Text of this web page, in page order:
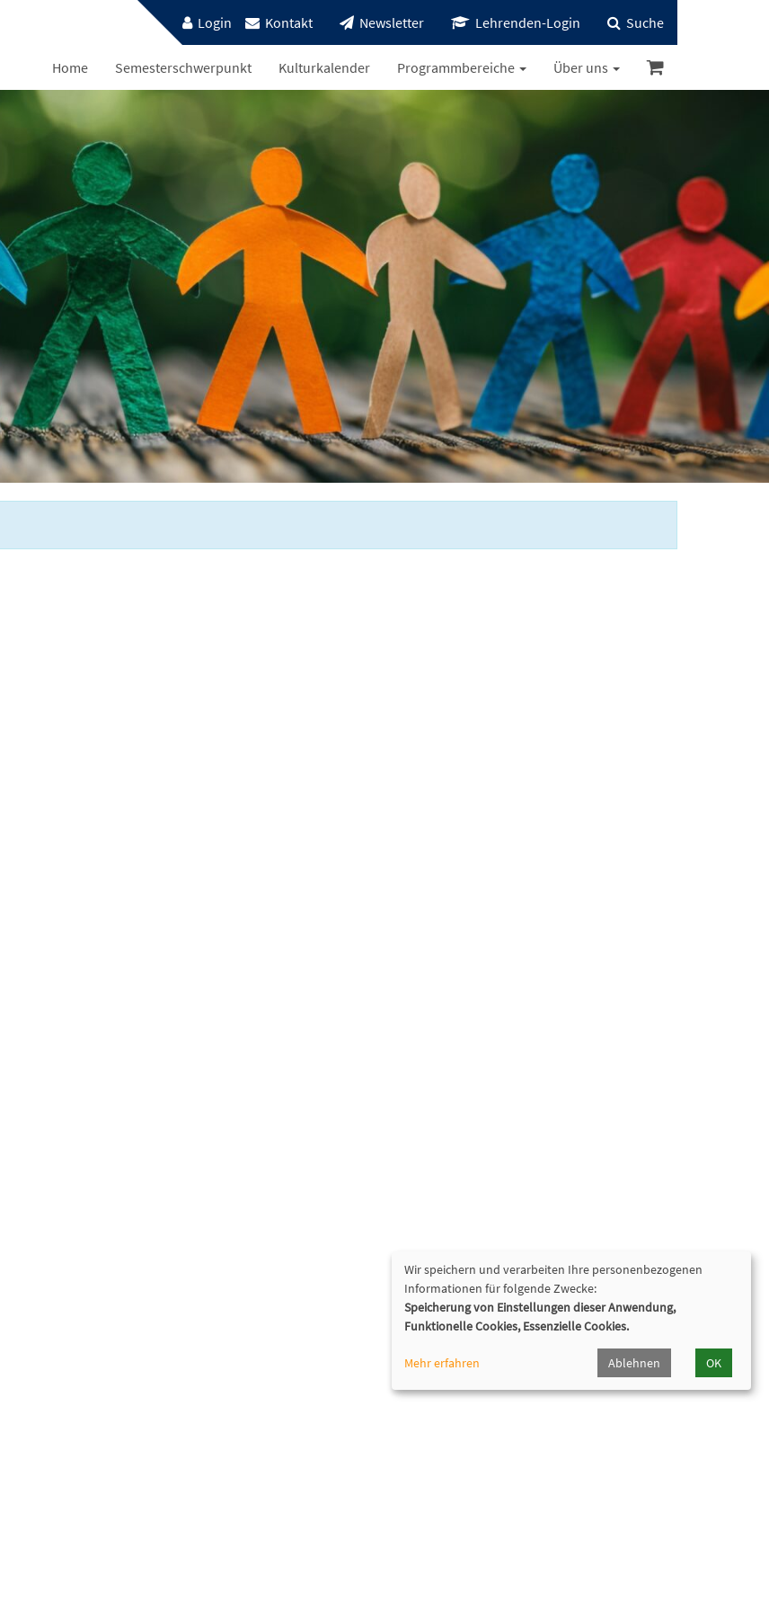
Login Kontakt Newsletter Lehrenden-Login Suche
Home Semesterschwerpunkt Kulturkalender Programmbereiche Über uns
Wir speichern und verarbeiten Ihre personenbezogenen
Informationen für folgende Zwecke:
Speicherung von Einstellungen dieser Anwendung,
Funktionelle Cookies, Essenzielle Cookies.
Mehr erfahren Ablehnen OK